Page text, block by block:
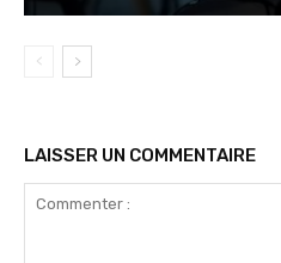
LAISSER UN COMMENTAIRE